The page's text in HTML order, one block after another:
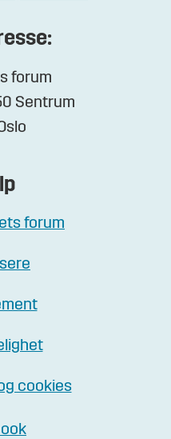
forum
Sentrum
forum
cookies